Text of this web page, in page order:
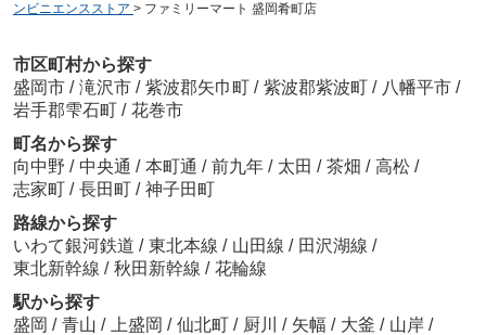
ンビニエンスストア > ファミリーマート 盛岡肴町店
市区町村から探す
盛岡市 / 滝沢市 / 紫波郡矢巾町 / 紫波郡紫波町 / 八幡平市 /
岩手郡雫石町 / 花巻市
町名から探す
向中野 / 中央通 / 本町通 / 前九年 / 太田 / 茶畑 / 高松 /
志家町 / 長田町 / 神子田町
路線から探す
いわて銀河鉄道 / 東北本線 / 山田線 / 田沢湖線 /
東北新幹線 / 秋田新幹線 / 花輪線
駅から探す
盛岡 / 青山 / 上盛岡 / 仙北町 / 厨川 / 矢幅 / 大釜 / 山岸 /